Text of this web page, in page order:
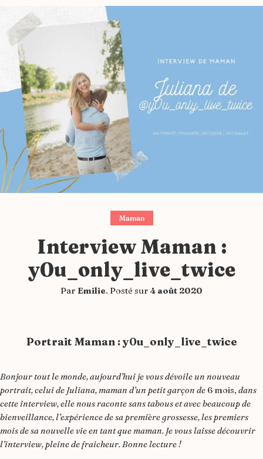
Maman
Interview Maman :
y0u_only_live_twice
Par Emilie. Posté sur 4 août 2020
Portrait Maman : y0u_only_live_twice
Bonjour tout le monde,aujourd’hui je vous dévoile un nouveau
portrait, celui de Juliana, maman d’un petit garçon de 6 mois,dans
cette interview, elle nous raconte sans tabous et avec beaucoup de
bienveillance, l’expérience de sa première grossesse, les premiers
mois de sa nouvelle vie en tant que maman. Je vous laisse découvrir
l’interview, pleine de fraicheur. Bonne lecture !